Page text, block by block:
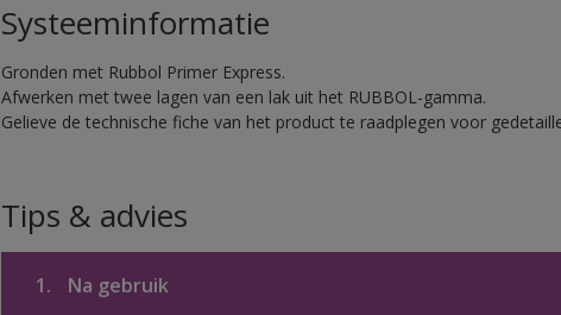
Systeeminformatie
Gronden met Rubbol Primer Express.
Afwerken met twee lagen van een lak uit het RUBBOL-gamma.
Gelieve de technische fiche van het product te raadplegen voor
Tips & advies
1. Na gebruik